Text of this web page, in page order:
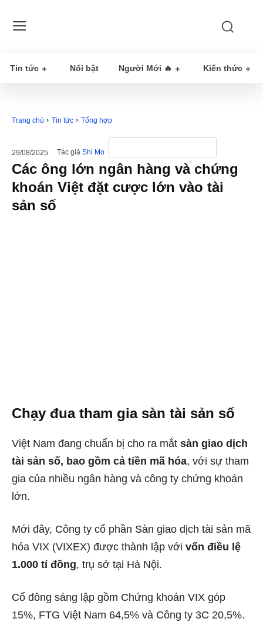
Tin tức Nổi bật Người Mới 🔥 Kiến thức
Trang chủ Tin tức Tổng hợp
29/08/2025 Tác giả Shi Mo
Các ông lớn ngân hàng và chứng
khoán Việt đặt cược lớn vào tài
sản số
Chạy đua tham gia sàn tài sản số
Việt Nam đang chuẩn bị cho ra mắt sàn giao dịch
tài sản số, bao gồm cả tiền mã hóa, với sự tham
gia của nhiều ngân hàng và công ty chứng khoán
lớn.
Mới đây, Công ty cổ phần Sàn giao dịch tài sản mã
hóa VIX (VIXEX) được thành lập với vốn điều lệ
1.000 tỉ đồng, trụ sở tại Hà Nội.
Cổ đông sáng lập gồm Chứng khoán VIX góp
15%, FTG Việt Nam 64,5% và Công ty 3C 20,5%.